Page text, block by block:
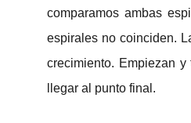
comparamos ambas
espirales no coinciden.
crecimiento. Empiezan
llegar al punto final.